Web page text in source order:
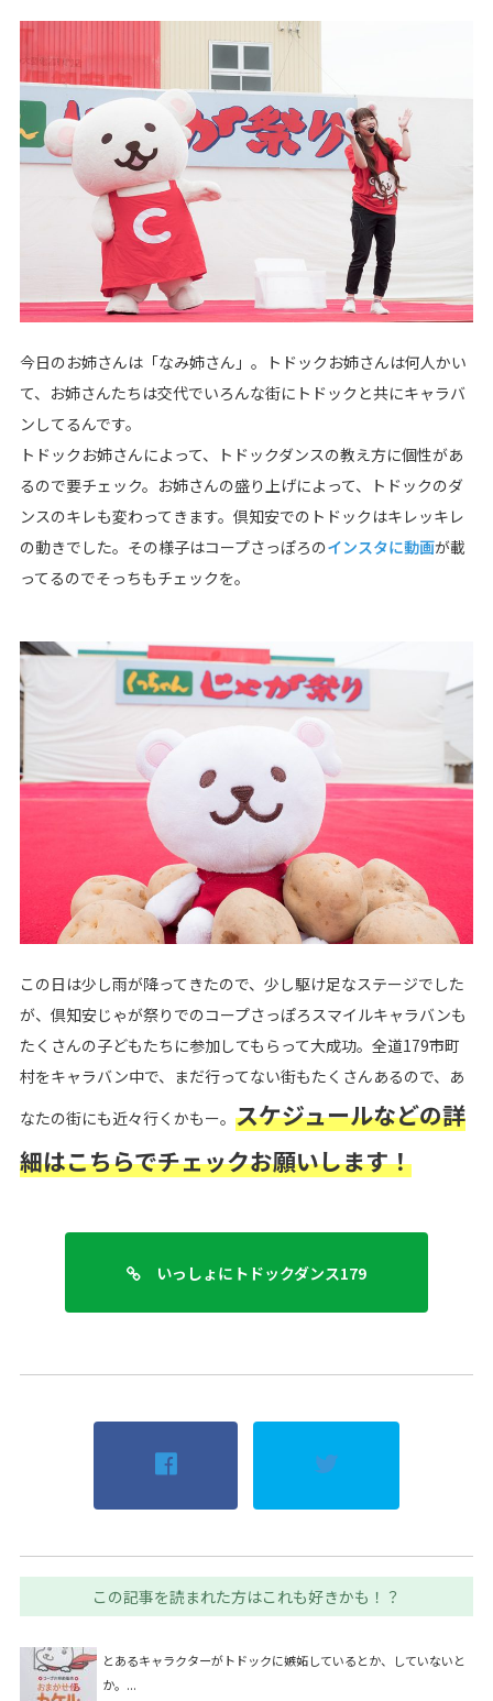
今日のお姉さんは「なみ姉さん」。トドックお姉さんは何人かい
て、お姉さんたちは交代でいろんな街にトドックと共にキャラバ
ンしてるんです。
トドックお姉さんによって、トドックダンスの教え方に個性があ
るので要チェック。お姉さんの盛り上げによって、トドックのダ
ンスのキレも変わってきます。倶知安でのトドックはキレッキレ
の動きでした。その様子はコープさっぽろのインスタに動画が載
ってるのでそっちもチェックを。
この日は少し雨が降ってきたので、少し駆け足なステージでした
が、倶知安じゃが祭りでのコープさっぽろスマイルキャラバンも
たくさんの子どもたちに参加してもらって大成功。全道179市町
村をキャラバン中で、まだ行ってない街もたくさんあるので、あ
なたの街にも近々行くかもー。 スケジュールなどの詳
細はこちらでチェックお願いします！
いっしょにトドックダンス179
この記事を読まれた方はこれも好きかも！？
とあるキャラクターがトドックに嫉妬しているとか、していないと
か。...